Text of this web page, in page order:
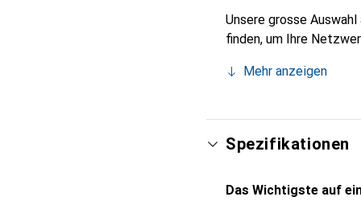
Unsere grosse
finden, um Ihre
Mehr anzeigen
Spezifikationen
Das Wichtigste auf